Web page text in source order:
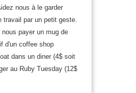
nous à le garder
travail par un petit geste.
payer un mug de
d'un coffee shop
dans un diner (4$ soit
au Ruby Tuesday (12$